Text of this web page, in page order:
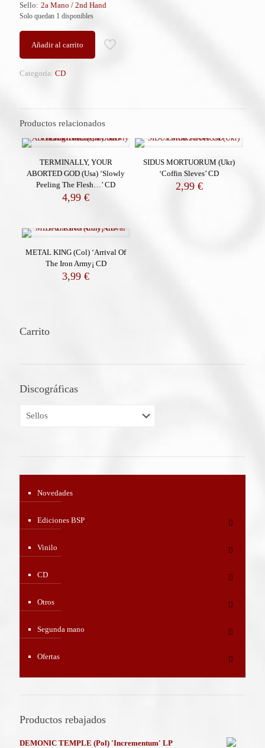
Sello: 2a Mano / 2nd Hand
Solo quedan 1 disponibles
Añadir al carrito
Categoría: CD
Productos relacionados
TERMINALLY, YOUR
ABORTED GOD (Usa) ‘Slowly
Peeling The Flesh…’ CD
4,99€
SIDUS MORTUORUM (Ukr)
‘Coffin Sleves’ CD
2,99 €
METAL KING (Col) ‘Arrival Of
The Iron Army¡ CD
3,99€
Carrito
Discográficas
Novedades
Ediciones BSP
Vinilo
CD
Otros
Segunda mano
Ofertas
Productos rebajados
DEMONIC TEMPLE (Pol) 'Incrementum' LP